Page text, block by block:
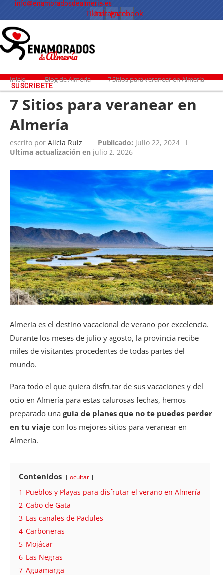
info@enamoradosdealmeria.es
Tiktok
Instagram
Facebook
SUSCRÍBETE
Inicio Blog de Almería 7 Sitios para veranear en Almería
7 Sitios para veranear en
Almería
escrito por Alicia Ruiz Publicado: julio 22, 2024
Ultima actualización en julio 2, 2026
Almería es el destino vacacional de verano por excelencia.
Durante los meses de julio y agosto, la provincia recibe
miles de visitantes procedentes de todas partes del
mundo.
Para todo el que quiera disfrutar de sus vacaciones y del
ocio en Almería para estas calurosas fechas, hemos
preparado una guía de planes que no te puedes perder
en tu viaje con los mejores sitios para veranear en
Almería.
Contenidos ocultar
1 Pueblos y Playas para disfrutar el verano en Almería
2 Cabo de Gata
3 Las canales de Padules
4 Carboneras
5 Mojácar
6 Las Negras
7 Aguamarga